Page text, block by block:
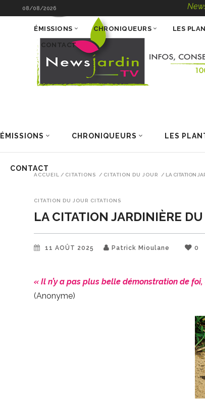
08/08/2026
ÉMISSIONS CHRONIQUEURS LES
CONTACT
ÉMISSIONS CHRONIQUEURS LES
CONTACT
ACCUEIL / CITATIONS / CITATION DU JOUR / LA CITATION
CITATION DU JOUR CITATIONS
LA CITATION JARDINIÈRE
11 AOÛT 2025 Patrick Mioulane 0
« Il n’y a pas plus belle démonstration de
(Anonyme)